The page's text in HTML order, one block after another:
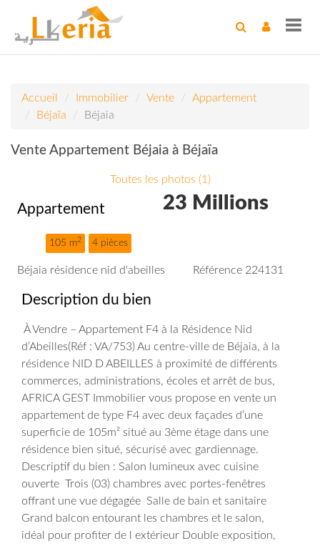
Accueil Immobilier Vente
Appartement
Béjaïa
Béjaia
Vente Appartement Béjaia à Béjaïa
Toutes les photos (1)
Appartement
105 m2 4 pièces
23 Millions
Béjaia résidence nid d'abeilles Référence 224131
Description du bien
À Vendre – Appartement F4 à la Résidence Nid
d’Abeilles(Réf : VA/753) Au centre-ville de Béjaia, à la
résidence NID D ABEILLES à proximité de différents
commerces, administrations, écoles et arrêt de bus,
AFRICA GEST Immobilier vous propose en vente un
appartement de type F4 avec deux façades d’une
superficie de 105m² situé au 3ème étage dans une
résidence bien situé, sécurisé avec gardiennage.
Descriptif du bien : Salon lumineux avec cuisine
ouverte Trois (03) chambres avec portes-fenêtres
offrant une vue dégagée Salle de bain et sanitaire
Grand balcon entourant les chambres et le salon,
idéal pour profiter de l extérieur Double exposition,